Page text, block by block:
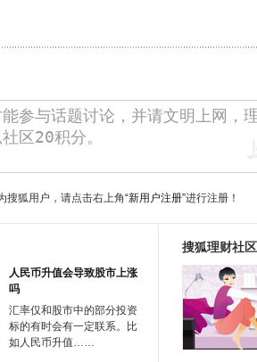
搜狐用户，请点击右上角“新用户注册”进行注册！
人民币升值会导致股市上涨
吗
汇率仅和股市中的部分投资
标的有时会有一定联系。比
如人民币升值……
搜狐理财社